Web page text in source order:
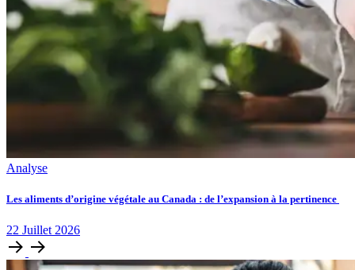
Analyse
Les aliments d’origine végétale au Canada : de l’expansion à la pertinence
22 Juillet 2026